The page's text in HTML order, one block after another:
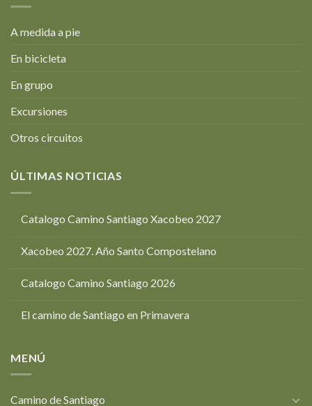
A medida a pie
En bicicleta
En grupo
Excursiones
Otros circuitos
ÚLTIMAS NOTICIAS
Catalogo Camino Santiago Xacobeo 2027
Xacobeo 2027. Año Santo Compostelano
Catalogo Camino Santiago 2026
El camino de Santiago en Primavera
MENÚ
Camino de Santiago